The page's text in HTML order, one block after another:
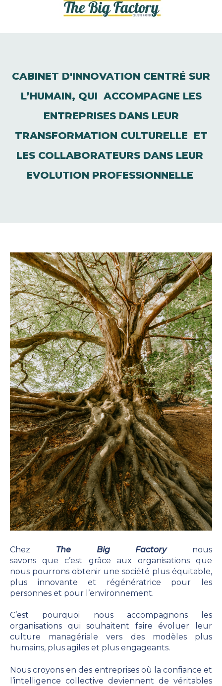
CABINET D'INNOVATION CENTRÉ SUR
L’HUMAIN, QUI ACCOMPAGNE LES
ENTREPRISES DANS LEUR
TRANSFORMATION CULTURELLE ET
LES COLLABORATEURS DANS LEUR
EVOLUTION PROFESSIONNELLE
Chez The Big Factory
nous
savons que c’est grâce aux organisations que
nous pourrons obtenir une société plus équitable,
plus innovante et régénératrice pour les
personnes et pour l’environnement.
C’est pourquoi nous accompagnons les
organisations qui souhaitent faire évoluer leur
culture managériale vers des modèles plus
humains, plus agiles et plus engageants.
Nous croyons en des entreprises où la confiance et
l’intelligence collective deviennent de véritables